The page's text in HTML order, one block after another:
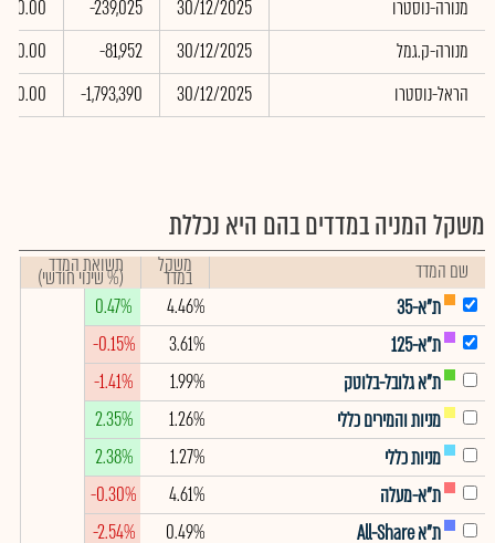
מנורה-נוסטרו 30/12/2025
-239,025
0.00
מנורה-ק.גמל
30/12/2025
-81,952
0.00
הראל-נוסטרו
30/12/2025
-1,793,390
0.00
משקל המניה במדדים בהם היא נכללת
שם המדד משקל
במדד תשואת המדד
(% שינוי חודשי)
ת"א-35
4.46%
0.47%
ת"א-125
3.61%
-0.15%
ת"א גלובל-בלוטק
1.99%
-1.41%
מניות והמירים כללי
1.26%
2.35%
מניות כללי
1.27%
2.38%
ת"א-מעלה
4.61%
-0.30%
ת"א All-Share
0.49%
-2.54%